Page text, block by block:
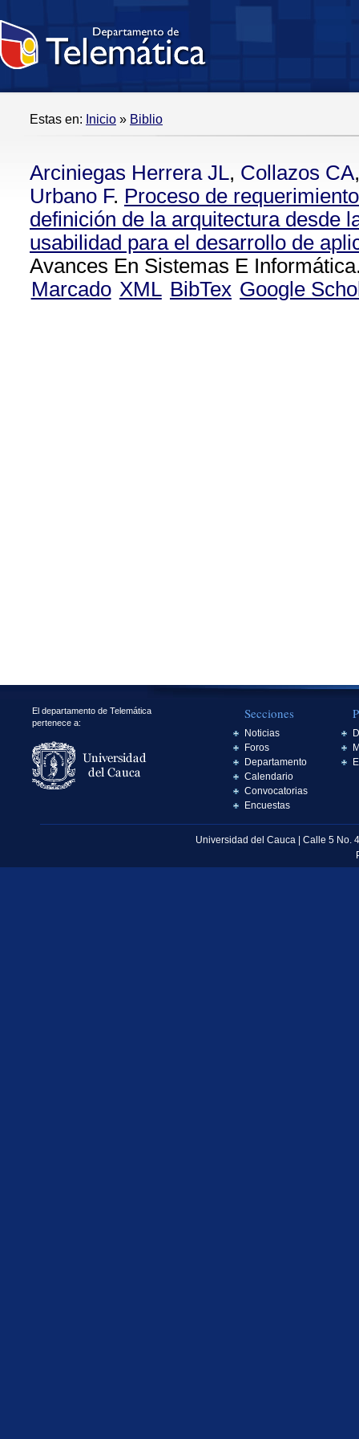
Estas en: Inicio » Biblio
Arciniegas Herrera JL, Collazos CA
Urbano F. Proceso de
definición de la arquitectura desde
usabilidad para el desarrollo de
Avances En Sistemas E
Marcado XML BibTex Google
El departamento de Telemática
pertenece a:
Secciones
Noticias
Foros
Departamento
Calendario
Convocatorias
Encuestas
Universidad del Cauca | Calle 5 No.